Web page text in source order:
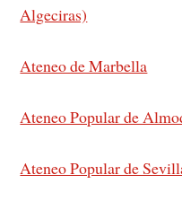
Algeciras)
Ateneo de Marbella
Ateneo Popular de
Ateneo Popular de